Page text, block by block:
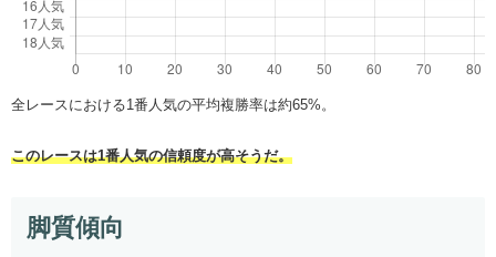
全レースにおける1番人気の平均複勝率は約65%。
このレースは1番人気の信頼度が高そうだ。
脚質傾向